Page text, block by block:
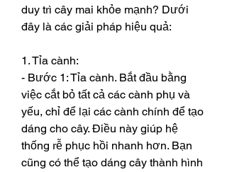
duy trì cây mai khỏe mạnh? Dưới
đây là các giải pháp hiệu quả:
1. Tỉa cành:
- Bước 1: Tỉa cành. Bắt đầu bằng
việc cắt bỏ tất cả các cành phụ và
yếu, chỉ để lại các cành chính để tạo
dáng cho cây. Điều này giúp hệ
thống rễ phục hồi nhanh hơn. Bạn
cũng có thể tạo dáng cây thành hình